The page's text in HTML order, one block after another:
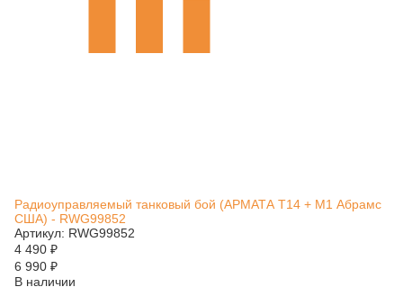
Радиоуправляемый танковый бой (АРМАТА T14 + M1 Абрамс
США) - RWG99852
Артикул: RWG99852
4 490 ₽
6 990 ₽
В наличии